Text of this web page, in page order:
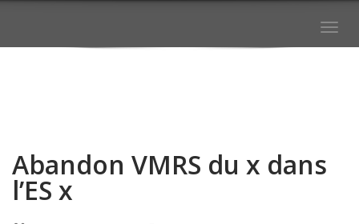
Abandon VMRS du x dans
l’ES x